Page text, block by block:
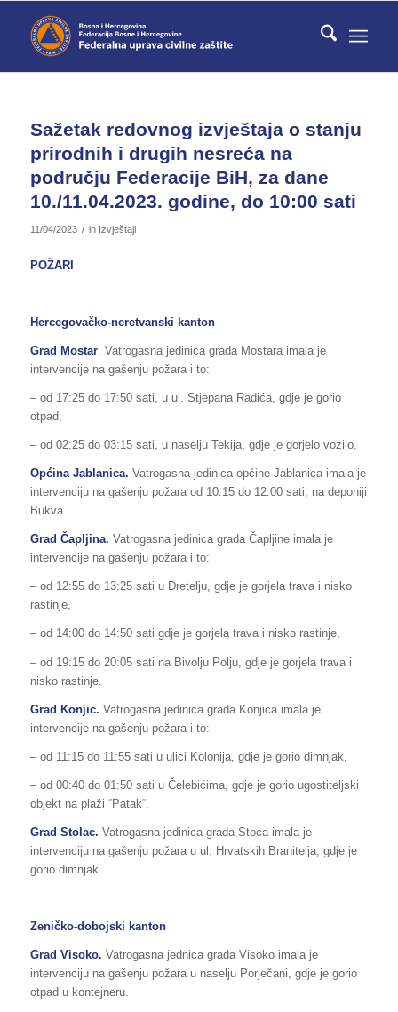
Sažetak redovnog izvještaja o stanju
prirodnih i drugih nesreća na
području Federacije BiH, za dane
10./11.04.2023. godine, do 10:00 sati
11/04/2023 / in Izvještaji
POŽARI
Hercegovačko-neretvanski kanton
Grad Mostar. Vatrogasna jedinica grada Mostara imala je
intervencije na gašenju požara i to:
– od 17:25 do 17:50 sati, u ul. Stjepana Radića, gdje je gorio
otpad,
– od 02:25 do 03:15 sati, u naselju Tekija, gdje je gorjelo vozilo.
Općina Jablanica. Vatrogasna jedinica općine Jablanica imala je
intervenciju na gašenju požara od 10:15 do 12:00 sati, na deponiji
Bukva.
Grad Čapljina. Vatrogasna jedinica grada Čapljine imala je
intervencije na gašenju požara i to:
– od 12:55 do 13:25 sati u Dretelju, gdje je gorjela trava i nisko
rastinje,
– od 14:00 do 14:50 sati gdje je gorjela trava i nisko rastinje,
– od 19:15 do 20:05 sati na Bivolju Polju, gdje je gorjela trava i
nisko rastinje.
Grad Konjic. Vatrogasna jedinica grada Konjica imala je
intervencije na gašenju požara i to:
– od 11:15 do 11:55 sati u ulici Kolonija, gdje je gorio dimnjak,
– od 00:40 do 01:50 sati u Čelebićima, gdje je gorio ugostiteljski
objekt na plaži “Patak“.
Grad Stolac. Vatrogasna jedinica grada Stoca imala je
intervenciju na gašenju požara u ul. Hrvatskih Branitelja, gdje je
gorio dimnjak
Zeničko-dobojski kanton
Grad Visoko. Vatrogasna jednica grada Visoko imala je
intervenciju na gašenju požara u naselju Porječani, gdje je gorio
otpad u kontejneru.